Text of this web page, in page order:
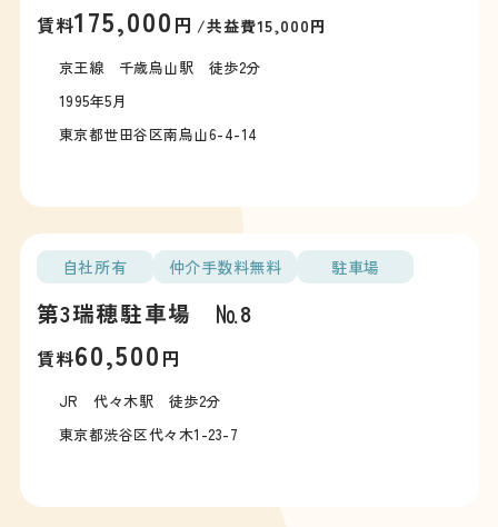
賃料175,000 円 /共益費15,000円
京王線 千歳烏山駅 徒歩2分
1995年5月
東京都世田谷区南烏山6-4-14
自社所有 仲介手数料無料 駐車場
第3瑞穂駐車場 №8
賃料60,500 円
JR 代々木駅 徒歩2分
東京都渋谷区代々木1-23-7